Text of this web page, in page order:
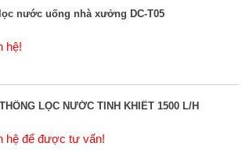
nước uống nhà xưởng DC-T05
hệ!
LỌC NƯỚC TINH KHIẾT 1500 L/H
hệ để được tư vấn!